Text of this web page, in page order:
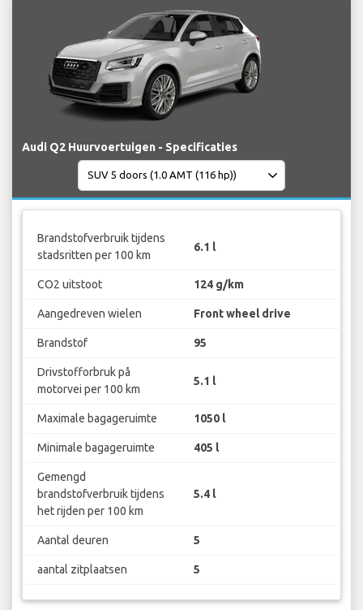
Audi Q2 Huurvoertuigen - Specificaties
Brandstofverbruik tijdens
stadsritten per 100 km
6.1 l
CO2 uitstoot 124 g/km
Aangedreven wielen Front wheel drive
Brandstof 95
Drivstofforbruk på
motorvei per 100 km
5.1 l
Maximale bagageruimte 1050 l
Minimale bagageruimte 405 l
Gemengd
brandstofverbruik tijdens
het rijden per 100 km
5.4 l
Aantal deuren 5
aantal zitplaatsen 5